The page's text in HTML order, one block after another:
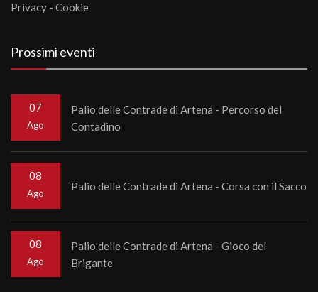
Privacy - Cookie
Prossimi eventi
07
Ago
Palio delle Contrade di Artena - Percorso del
Contadino
08
Ago
Palio delle Contrade di Artena - Corsa con il Sacco
08
Ago
Palio delle Contrade di Artena - Gioco del
Brigante